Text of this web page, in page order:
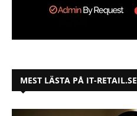
MEST LÄSTA PÅ IT-RETAIL.SE